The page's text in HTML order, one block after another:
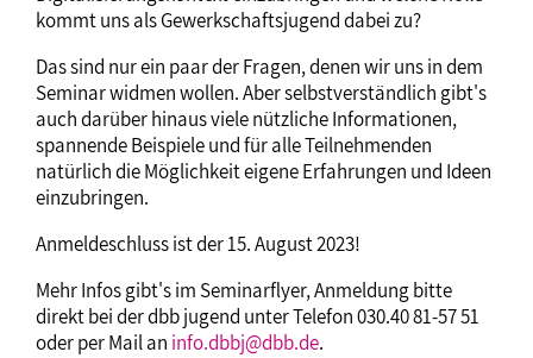
kommt uns als Gewerkschaftsjugend dabei zu?
Das sind nur ein paar der Fragen, denen wir uns in dem
Seminar widmen wollen. Aber selbstverständlich gibt's
auch darüber hinaus viele nützliche Informationen,
spannende Beispiele und für alle Teilnehmenden
natürlich die Möglichkeit eigene Erfahrungen und Ideen
einzubringen.
Anmeldeschluss ist der 15. August 2023!
Mehr Infos gibt's im Seminarflyer, Anmeldung bitte
direkt bei der dbb jugend unter Telefon 030.40 81-57 51
oder per Mail an info.dbbj@dbb.de.